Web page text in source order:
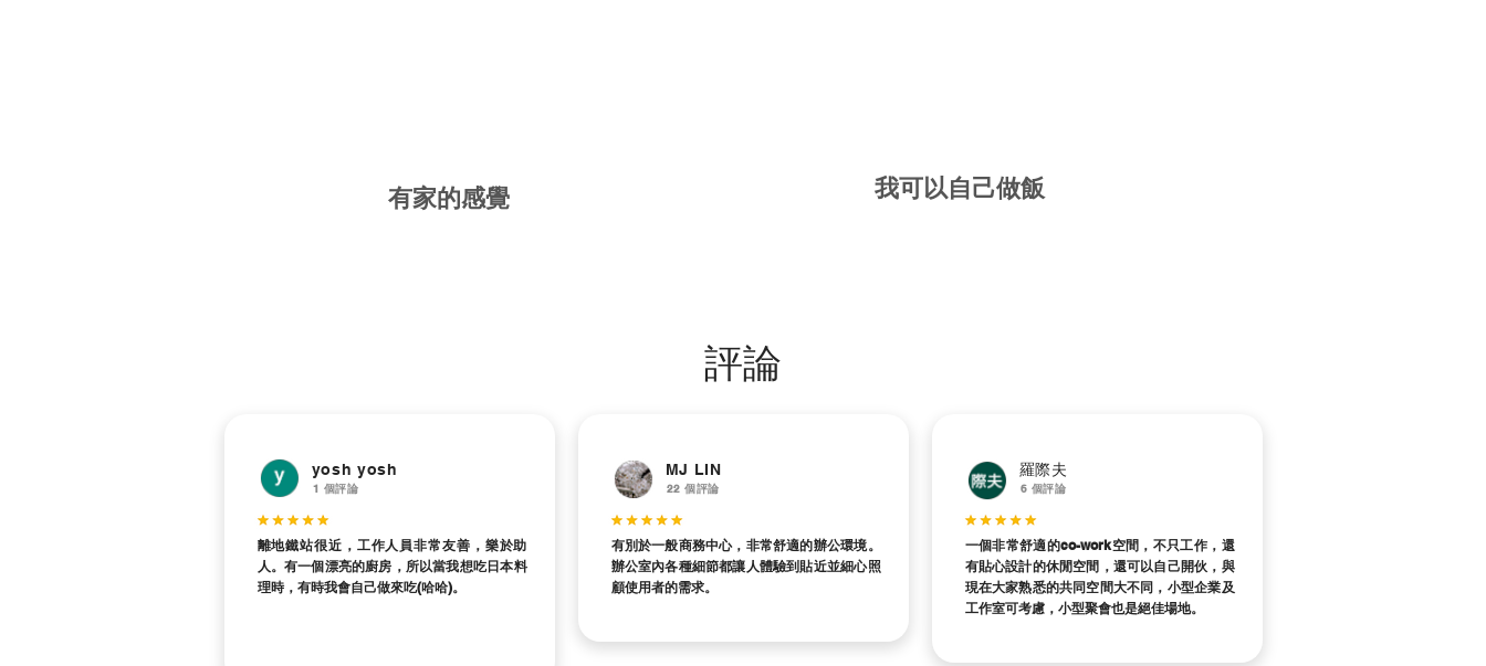
有家的感覺 我可以自己做飯
評論
1 個評論
yosh yosh
離地鐵站很近，工作人員非常友善，樂於助
人。有一個漂亮的廚房，所以當我想吃日本料
理時，有時我會自己做來吃(哈哈)。
22 個評論
MJ LIN
有別於一般商務中心，非常舒適的辦公環境。
辦公室內各種細節都讓人體驗到貼近並細心照
顧使用者的需求。
6 個評論
羅際夫
一個非常舒適的co-work空間，不只工作，還
有貼心設計的休閒空間，還可以自己開伙，與
現在大家熟悉的共同空間大不同，小型企業及
工作室可考慮，小型聚會也是絕佳場地。